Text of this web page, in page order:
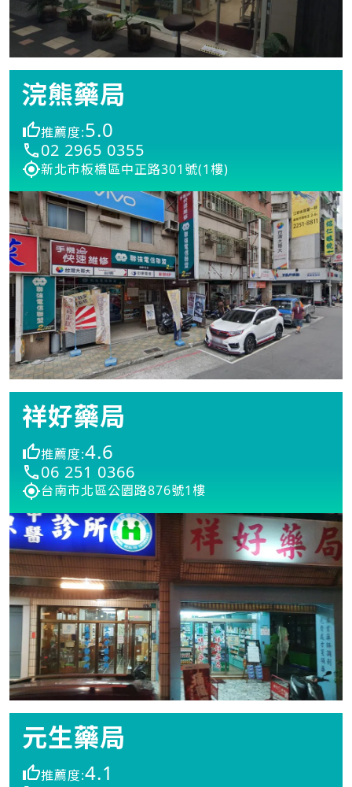
浣熊藥局
推薦度:5.0
02 2965 0355
新北市板橋區中正路301號(1樓)
祥好藥局
推薦度:4.6
06 251 0366
台南市北區公園路876號1樓
元生藥局
推薦度:4.1